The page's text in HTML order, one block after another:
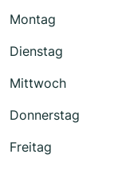
Montag
Dienstag
Mittwoch
Donnerstag
Freitag